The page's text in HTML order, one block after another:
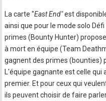
La carte "East End"est
ainsi que pour le mode solo
primes (Bounty Hunter)
à mort en équipe (Team
gagnent des primes (bounties)
L'équipe gagnante est celle
premier. Et pour ceux qui
ils peuvent choisir de faire